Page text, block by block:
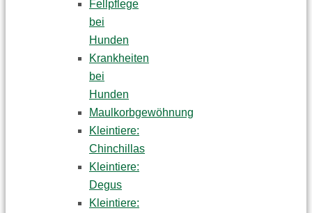
Fellpflege
bei
Hunden
Krankheiten
bei
Hunden
Maulkorbgewöhnung
Kleintiere:
Chinchillas
Kleintiere:
Degus
Kleintiere: